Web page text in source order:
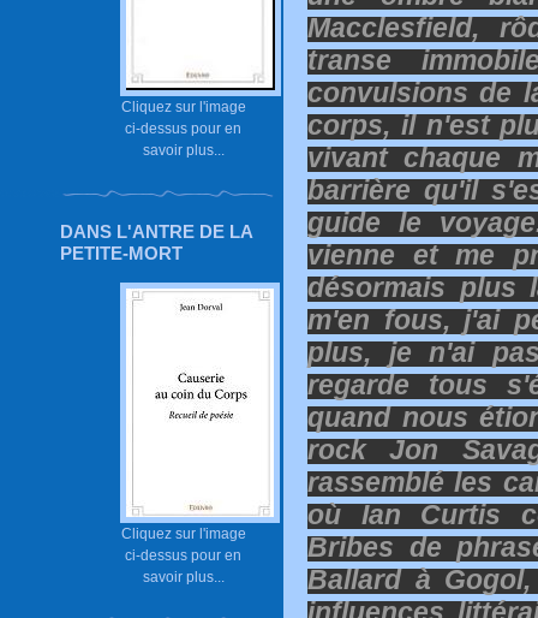
Cliquez sur l'image
ci-dessus pour en
savoir plus...
DANS L'ANTRE DE LA
PETITE-MORT
Cliquez sur l'image
ci-dessus pour en
savoir plus...
Macclesfield,
transe
convulsions de
corps, il n'est
vivant chaque
barrière qu'il
guide le
vienne et me
désormais plus
m'en fous, j'ai
plus, je n'ai
regarde tous
quand nous
rock Jon
rassemblé les
où Ian Curtis
Bribes de
Ballard à